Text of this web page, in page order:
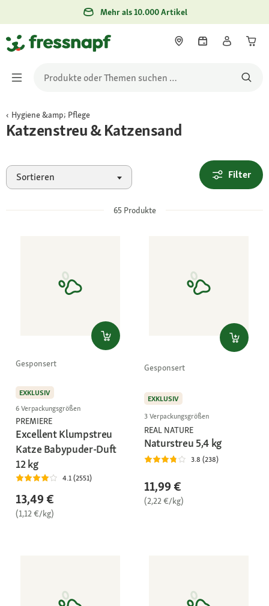
Mehr als 10.000 Artikel
Hygiene &amp; Pflege
Katzenstreu & Katzensand
Sortieren Filter
65Produkte
Gesponsert
EXKLUSIV
6 Verpackungsgrößen
PREMIERE
Excellent Klumpstreu
Katze Babypuder-Duft
12 kg
4.1 (2551)
13,49 €
(1,12 €/kg)
Gesponsert
EXKLUSIV
3 Verpackungsgrößen
REAL NATURE
Naturstreu 5,4 kg
3.8 (238)
11,99 €
(2,22 €/kg)